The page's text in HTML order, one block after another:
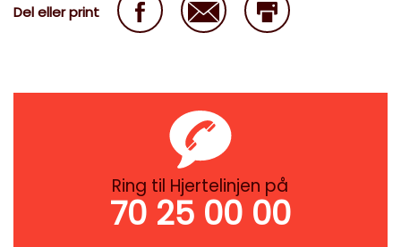
Del eller print
Ring til Hjertelinjen på
70 25 00 00